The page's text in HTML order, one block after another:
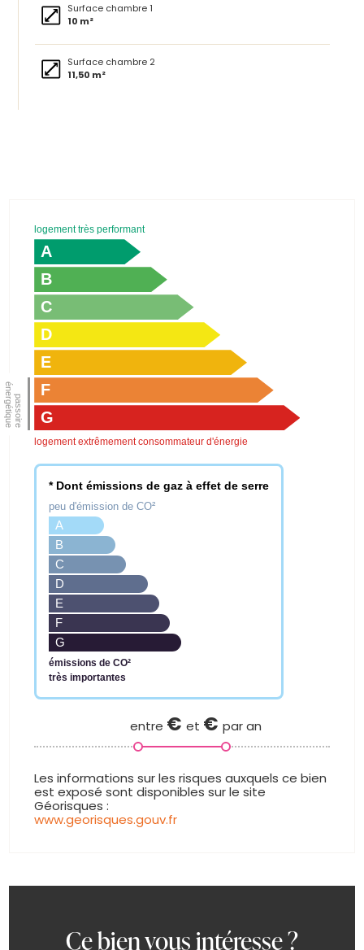
Surface chambre 1
10 m²
Surface chambre 2
11,50 m²
logement très performant
A
B
C
D
E
F
G
logement extrêmement consommateur d'énergie
* Dont émissions de gaz à effet de serre
peu d'émission de CO²
A
B
C
D
E
F
G
émissions de CO²
très importantes
entre € et € par an
www.georisques.gouv.fr
Ce bien vous intéresse ?